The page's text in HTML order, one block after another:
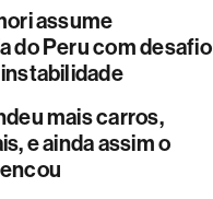
assume
do Peru com desafio
mais carros,
e ainda assim o